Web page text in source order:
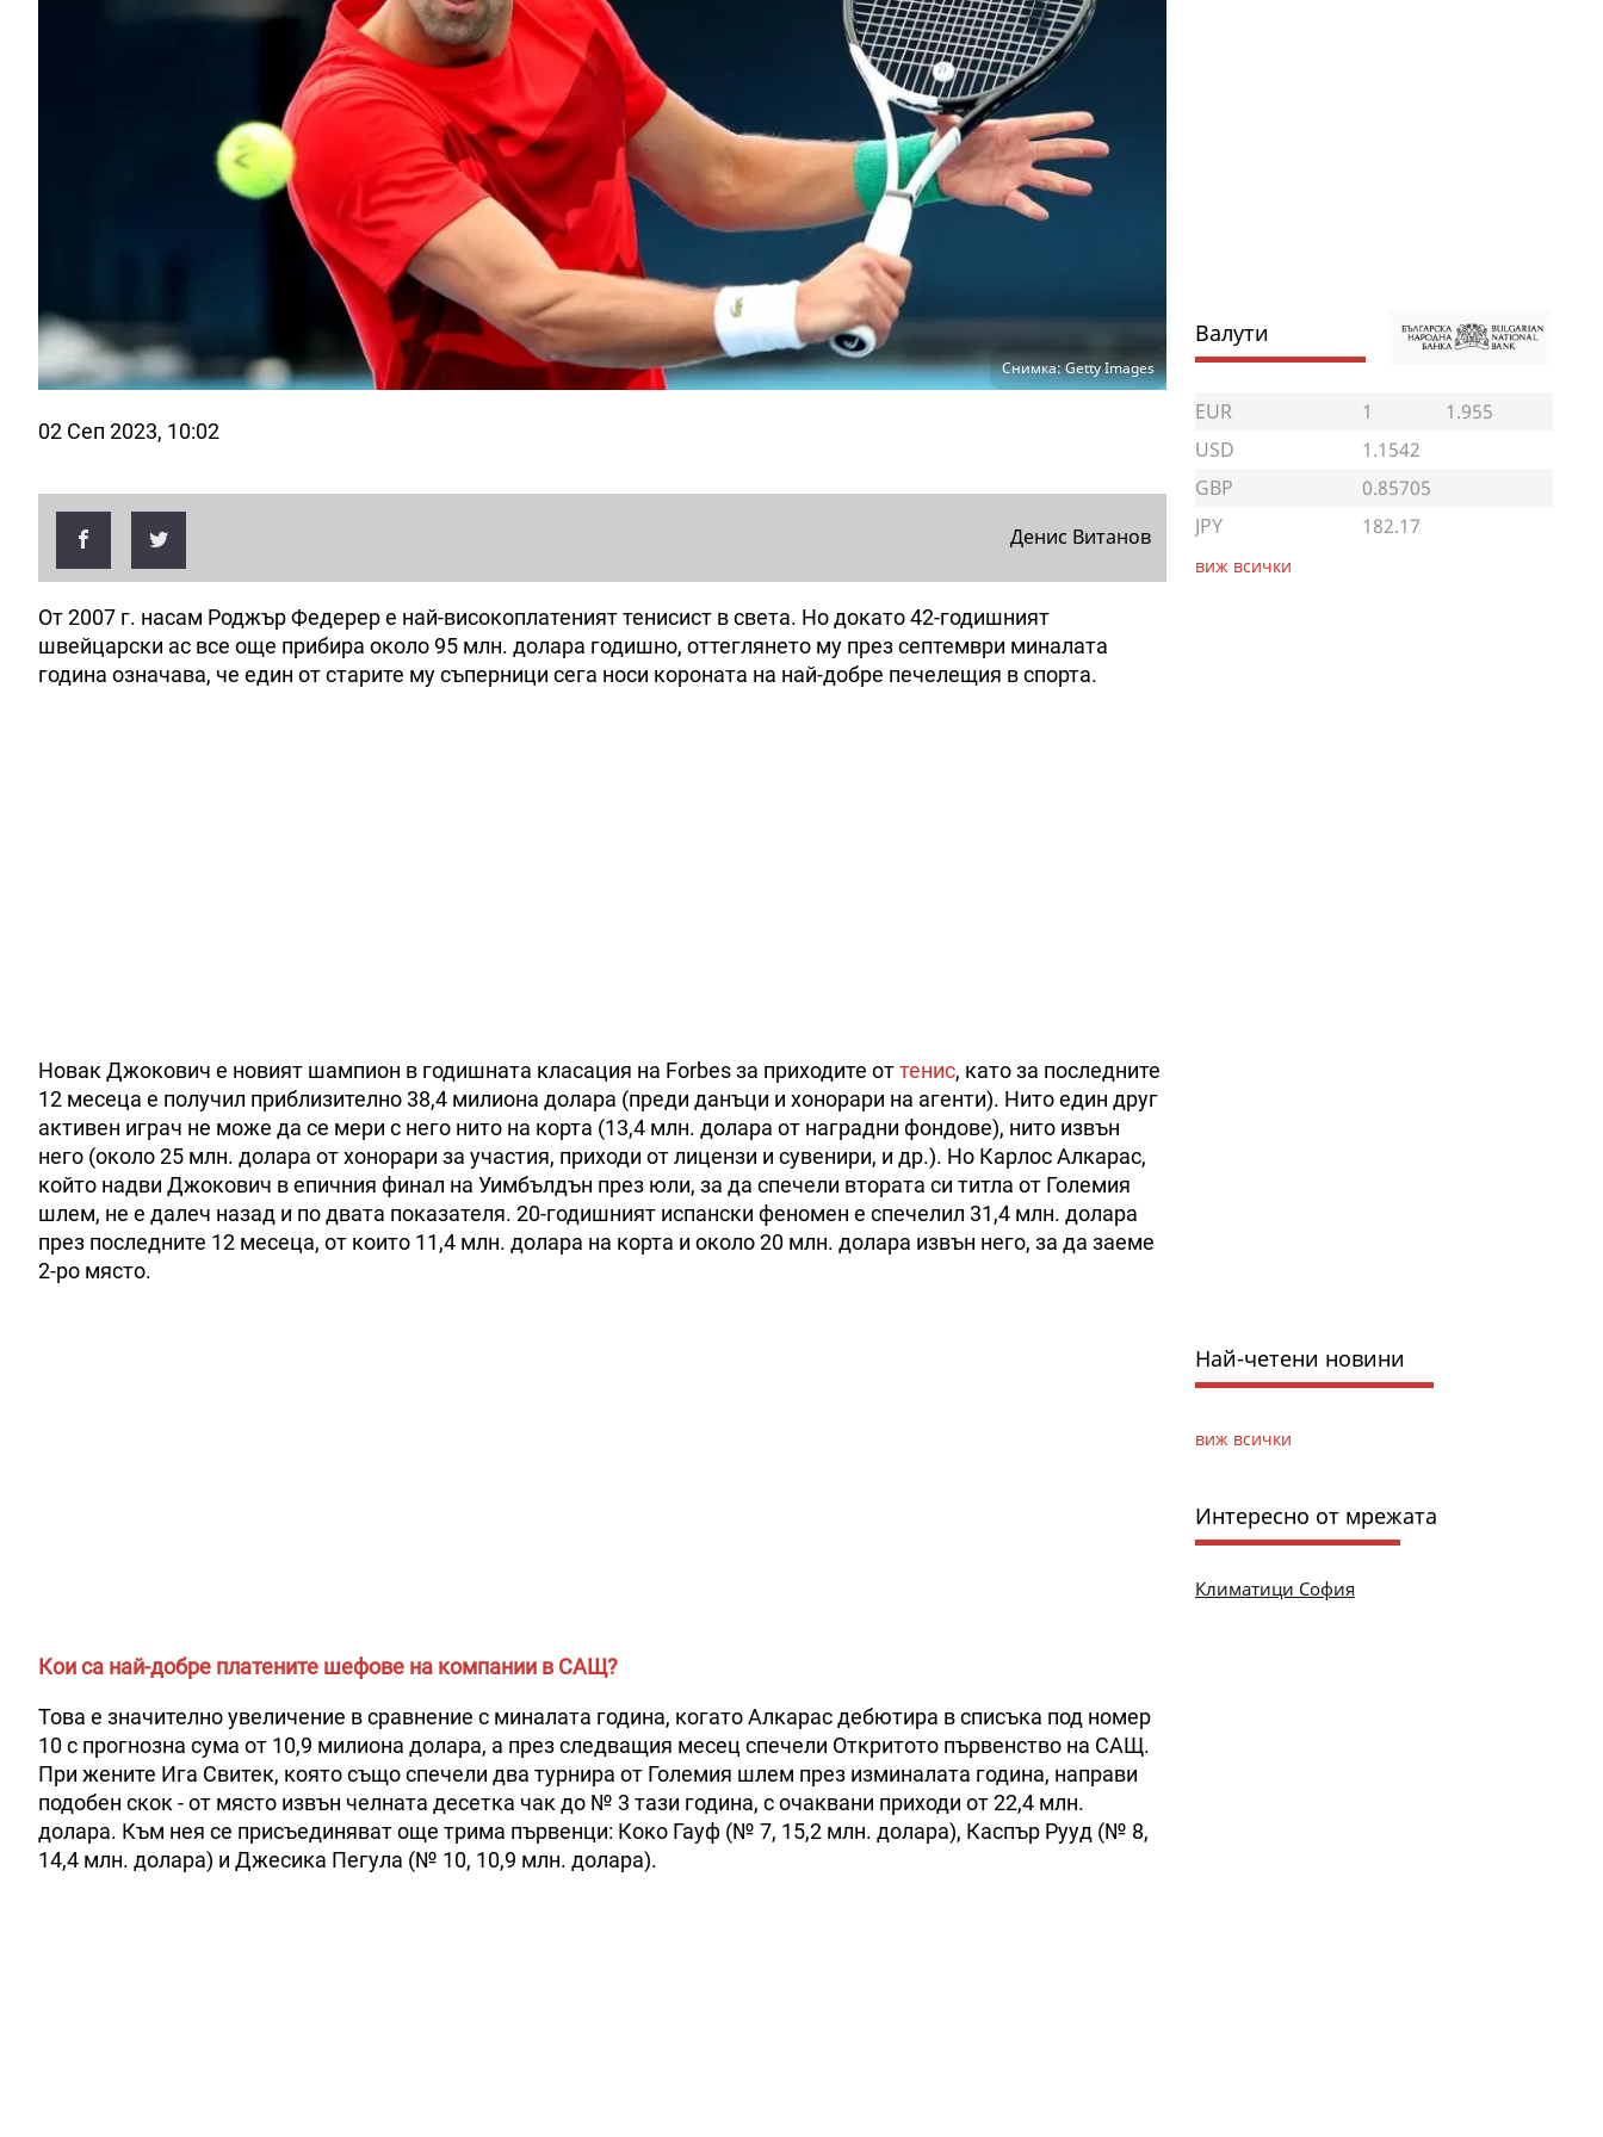
Снимка: Getty Images
02 Сеп 2023, 10:02
Денис Витанов
От 2007 г. насам Роджър Федерер е най-високоплатеният тенисист в света. Но докато 42-годишният
швейцарски ас все още прибира около 95 млн. долара годишно, оттеглянето му през септември миналата
година означава, че един от старите му съперници сега носи короната на най-добре печелещия в спорта.
Новак Джокович е новият шампион в годишната класация на Forbes за приходите оттенис, като за последните
12 месеца е получил приблизително 38,4 милиона долара (преди данъци и хонорари на агенти). Нито един друг
активен играч не може да се мери с него нито на корта (13,4 млн. долара от наградни фондове), нито извън
него (около 25 млн. долара от хонорари за участия, приходи от лицензи и сувенири, и др.). Но Карлос Алкарас,
който надви Джокович в епичния финал на Уимбълдън през юли, за да спечели втората си титла от Големия
шлем, не е далеч назад и по двата показателя. 20-годишният испански феномен е спечелил 31,4 млн. долара
през последните 12 месеца, от които 11,4 млн. долара на корта и около 20 млн. долара извън него, за да заеме
2-ро място.
Кои са най-добре платените шефове на компании в САЩ?
Това е значително увеличение в сравнение с миналата година, когато Алкарас дебютира в списъка под номер
10 с прогнозна сума от 10,9 милиона долара, а през следващия месец спечели Откритото първенство на САЩ.
При жените Ига Свитек, която също спечели два турнира от Големия шлем през изминалата година, направи
подобен скок - от място извън челната десетка чак до № 3 тази година, с очаквани приходи от 22,4 млн.
долара. Към нея се присъединяват още трима първенци: Коко Гауф (№ 7, 15,2 млн. долара), Каспър Рууд (№ 8,
14,4 млн. долара) и Джесика Пегула (№ 10, 10,9 млн. долара).
Валути
EUR 1
1.955
USD
1.1542
GBP
0.85705
JPY
182.17
виж всички
Най-четени новини
виж всички
Интересно от мрежата
Климатици София